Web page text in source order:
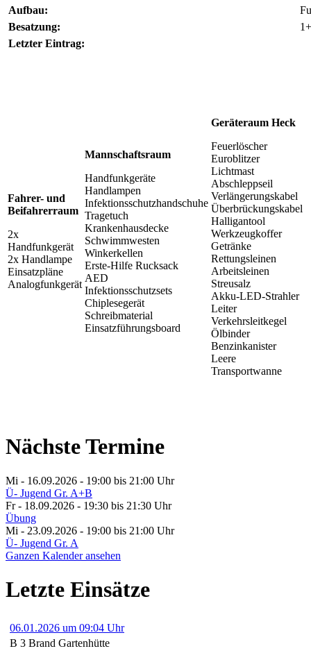
Aufbau:
Besatzung:
Letzter Eintrag:
Fahrer- und
Beifahrerraum
2x
Handfunkgerät
2x Handlampe
Einsatzpläne
Analogfunkgerät
Mannschaftsraum
Handfunkgeräte
Handlampen
Infektionsschutzhandschuhe
Tragetuch
Krankenhausdecke
Schwimmwesten
Winkerkellen
Erste-Hilfe Rucksack
AED
Infektionsschutzsets
Chiplesegerät
Schreibmaterial
Einsatzführungsboard
Geräteraum Heck
Feuerlöscher
Euroblitzer
Lichtmast
Abschleppseil
Verlängerungskabel
Überbrückungskabel
Halligantool
Werkzeugkoffer
Getränke
Rettungsleinen
Arbeitsleinen
Streusalz
Akku-LED-Strahler
Leiter
Verkehrsleitkegel
Ölbinder
Benzinkanister
Leere
Transportwanne
Nächste Termine
Mi - 16.09.2026 - 19:00 bis 21:00 Uhr
Ü- Jugend Gr. A+B
Fr - 18.09.2026 - 19:30 bis 21:30 Uhr
Übung
Mi - 23.09.2026 - 19:00 bis 21:00 Uhr
Ü- Jugend Gr. A
Ganzen Kalender ansehen
Letzte Einsätze
06.01.2026 um 09:04 Uhr
B 3 Brand Gartenhütte